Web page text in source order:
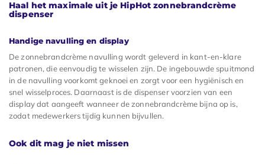
Haal het maximale uit je HipHot zonnebrandcrème
dispenser
Handige navulling en display
De zonnebrandcrème navulling wordt geleverd in kant-en-klare
patronen, die eenvoudig te wisselen zijn. De ingebouwde spuitmond
in de navulling voorkomt geknoei en zorgt voor een hygiënisch en
snel wisselproces. Daarnaast is de dispenser voorzien van een
display dat aangeeft wanneer de zonnebrandcrème bijna op is,
zodat medewerkers tijdig kunnen bijvullen.
Ook dit mag je niet missen